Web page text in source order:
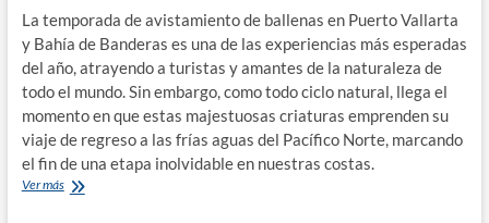
La temporada de avistamiento de ballenas en Puerto Vallarta
y Bahía de Banderas es una de las experiencias más esperadas
del año, atrayendo a turistas y amantes de la naturaleza de
todo el mundo. Sin embargo, como todo ciclo natural, llega el
momento en que estas majestuosas criaturas emprenden su
viaje de regreso a las frías aguas del Pacífico Norte, marcando
el fin de una etapa inolvidable en nuestras costas.
Ver másEl